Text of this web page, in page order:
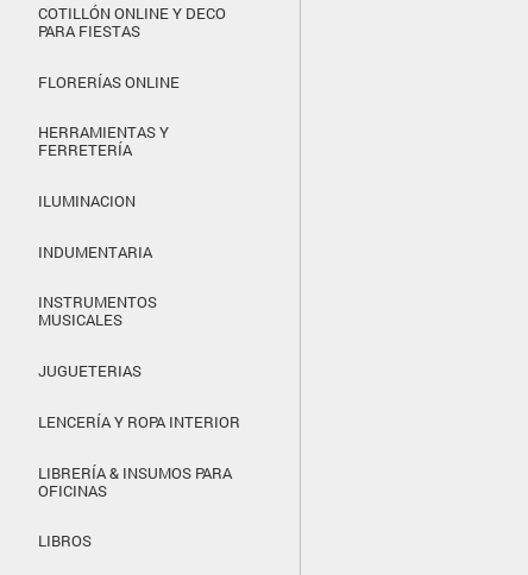
COTILLÓN ONLINE Y DECO
PARA FIESTAS
FLORERÍAS ONLINE
HERRAMIENTAS Y
FERRETERÍA
ILUMINACION
INDUMENTARIA
INSTRUMENTOS
MUSICALES
JUGUETERIAS
LENCERÍA Y ROPA INTERIOR
LIBRERÍA & INSUMOS PARA
OFICINAS
LIBROS